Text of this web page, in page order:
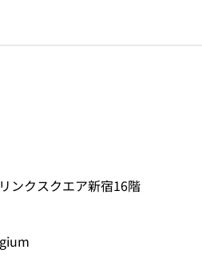
ンクスクエア新宿16階